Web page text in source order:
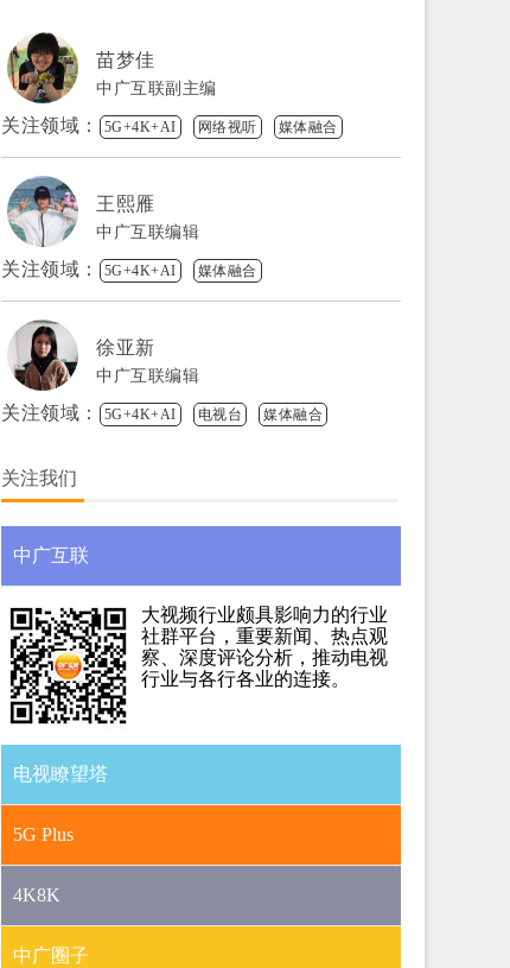
苗梦佳
中广互联副主编
关注领域： 5G+4K+AI 网络视听 媒体融合
王熙雁
中广互联编辑
关注领域： 5G+4K+AI 媒体融合
徐亚新
中广互联编辑
关注领域： 5G+4K+AI 电视台 媒体融合
关注我们
中广互联
大视频行业颇具影响力的行业
社群平台，重要新闻、热点观
察、深度评论分析，推动电视
行业与各行各业的连接。
电视瞭望塔
5G Plus
4K8K
中广圈子